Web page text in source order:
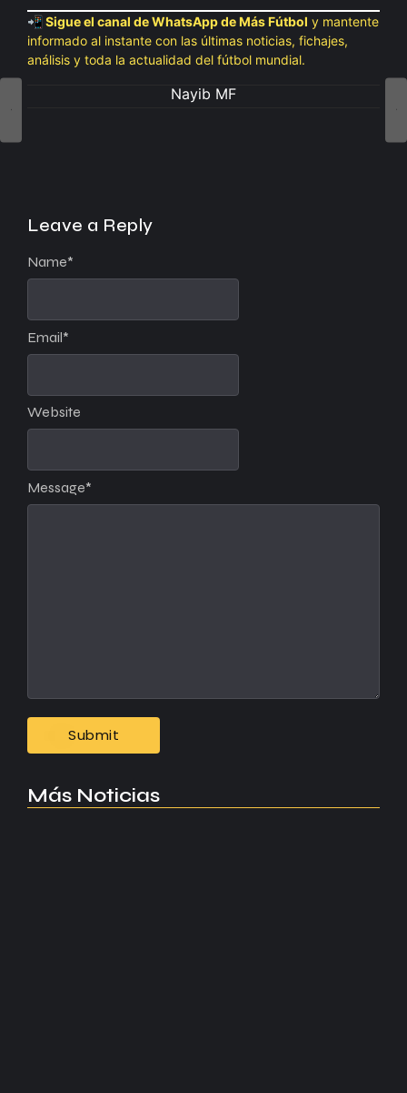
📲 Sigue el canal de WhatsApp de Más Fútbol y mantente
informado al instante con las últimas noticias, fichajes,
análisis y toda la actualidad del fútbol mundial.
Nayib MF
Leave a Reply
Message*
Name*
Email*
Website
Más Noticias